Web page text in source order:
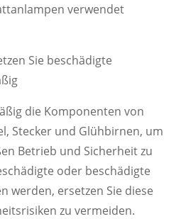
verwendet
Sie beschädigte
die Komponenten von
Stecker und Glühbirnen, um
Betrieb und Sicherheit zu
oder beschädigte
werden, ersetzen Sie diese
zu vermeiden.